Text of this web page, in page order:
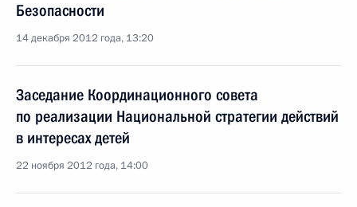
Безопасности
14 декабря 2012 года, 13:20
Заседание Координационного совета
по реализации Национальной стратегии действий
в интересах детей
22 ноября 2012 года, 14:00